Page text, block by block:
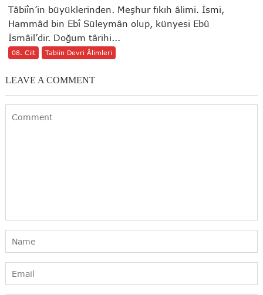
Tâbiîn’in büyüklerinden. Meşhur fıkıh âlimi. İsmi,
Hammâd bin Ebî Süleymân olup, künyesi Ebû
İsmâil’dir. Doğum târihi...
08. Cilt Tabiin Devri Âlimleri
LEAVE A COMMENT